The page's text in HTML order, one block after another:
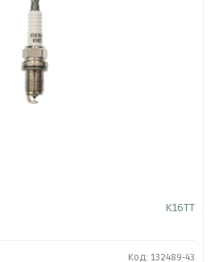
K16TT
Код: 132489-43